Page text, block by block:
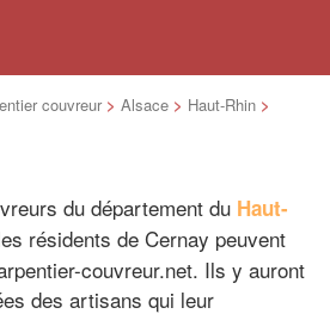
couvreur > Alsace > Haut-Rhin >
du département du Haut-
résidents de Cernay peuvent
couvreur.net. Ils y auront
des artisans qui leur